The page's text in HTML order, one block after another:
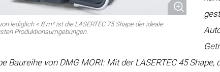
lediglich < 8 m² ist die LASERTEC 75 Shape der ideale
Produktionsumgebungen.
Baureihe von DMG MORI: Mit der LASERTEC 45